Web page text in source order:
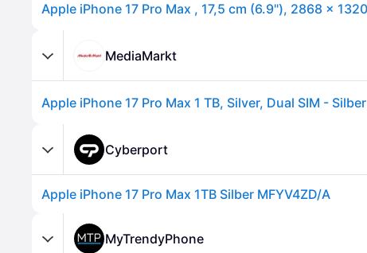
MediaMarkt
Apple iPhone 17 Pro Max 1 TB, Silver, Dual SIM - Silber
Cyberport
Apple iPhone 17 Pro Max 1TB Silber MFYV4ZD/A
MyTrendyPhone